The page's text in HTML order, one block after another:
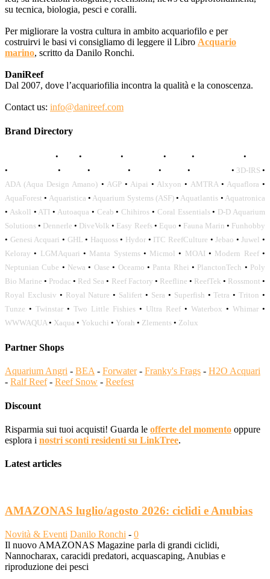
su tecnica, biologia, pesci e coralli.
Per migliorare la vostra cultura in ambito acquariofilo e per
costruirvi le basi vi consigliamo di leggere il Libro Acquario
marino, scritto da Danilo Ronchi.
DaniReef
Dal 2007, dove l’acquariofilia incontra la qualità e la conoscenza.
Contact us: info@danireef.com
Brand Directory
• • • • • •
•
• • • • • • 3D-IRS •
ADA (Aqua Design Amano) • AGP• Aipai • Alxyon • AMTRA• Aquaflora •
AquaForest • Aquaristica • Aquarium Systems (ASF)• Aquatlantis • Aquatronica
• Askoll • ATI • Autoaqua • Ceab • Chihiros • Coral Essentials• D-D Aquarium
Solutions • Dennerle • DiveVolk • Easy Reefs• Equo • Fauna Marin • Funhobby
• Genesi Acquari • GHL • Haquoss• Hydor • ITC ReefCulture •Jebao •Juwel •
Keloray • LGMAquari • Manta Systems• Micmol • MOAI • Modern Reef•
Neptunian Cube • Newa • Oase • Oceamo • Panta Rhei • PlanctonTech • Poly
Bio Marine • Prodac • Red Sea • Reef Factory • Reefline • ReefTek • Rossmont •
Royal Exclusiv • Royal Nature • Salifert • Sera • Superfish •Tetra •Triton •
Tunze • Twinstar • Two Little Fishies • Ultra Reef • Waterbox • Whimar •
WWWAQUA • Xaqua • Yokuchi • Yorah • Zlements • Zolux
Partner Shops
Aquarium Angri - BEA - Forwater- Franky's Frags - H2O Acquari
- Ralf Reef- Reef Snow - Reefest
Discount
Risparmia sui tuoi acquisti! Guarda le offerte del momento oppure
esplora i nostri sconti residenti su LinkTree.
Latest articles
AMAZONAS luglio/agosto 2026: ciclidi e Anubias
Novità & Eventi Danilo Ronchi - 0
Il nuovo AMAZONAS Magazine parla di grandi ciclidi,
Nannocharax, caracidi predatori, acquascaping, Anubias e
riproduzione dei pesci